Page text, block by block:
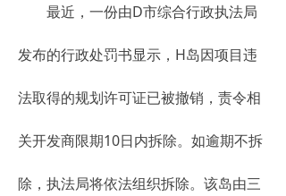
联系我们
招考动态
在线报名
最近，一份由D市综合行政执法局
发布的行政处罚书显示，H岛因项目违
法取得的规划许可证已被撤销，责令相
关开发商限期10日内拆除。如逾期不拆
除，执法局将依法组织拆除。该岛由三